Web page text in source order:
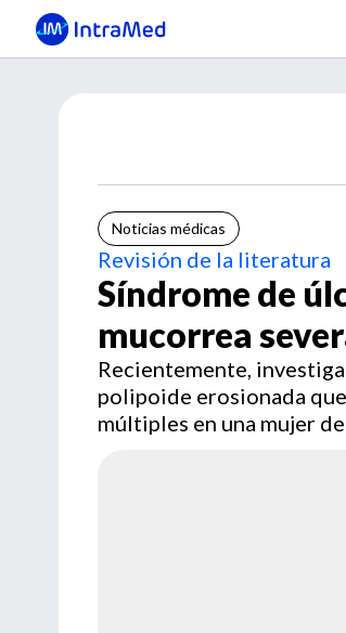
Noticias médicas
Revisión de la literatura
Síndrome de
mucorrea
Recientemente,
polipoide erosionada
múltiples en una mujer